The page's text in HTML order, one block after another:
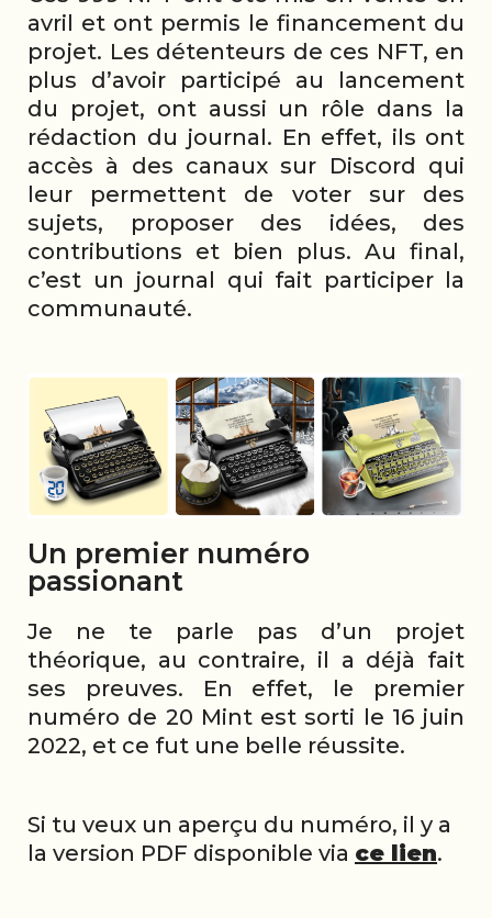
avril et ont permis le financement du
projet. Les détenteurs de ces NFT, en
plus d’avoir participé au lancement
du projet, ont aussi un rôle dans la
rédaction du journal. En effet, ils ont
accès à des canaux sur Discord qui
leur permettent de voter sur des
sujets, proposer des idées, des
contributions et bien plus. Au final,
c’est un journal qui fait participer la
communauté.
Un premier numéro
passionant
Je ne te parle pas d’un projet
théorique, au contraire, il a déjà fait
ses preuves. En effet, le premier
numéro de 20 Mint est sorti le 16 juin
2022, et ce fut une belle réussite.
Si tu veux un aperçu du numéro, il y a
la version PDF disponible via ce lien.